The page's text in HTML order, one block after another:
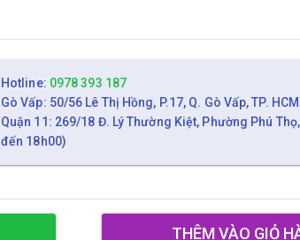
Hotline: 0978 393 187
Gò Vấp: 50/56 Lê Thị Hồng, P.17, Q. Gò Vấp, TP. HCM
Quận 11: 269/18 Đ. Lý Thường Kiệt, Phường Phú
đến 18h00)
THÊM VÀO GIỎ